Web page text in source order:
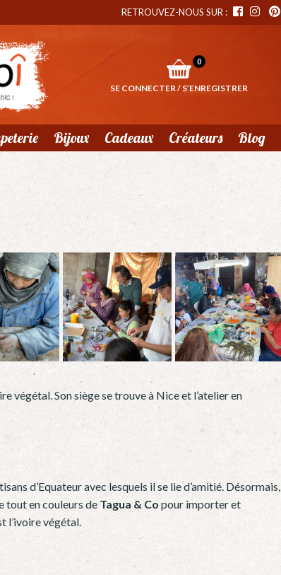
RETROUVEZ-NOUS SUR :
0
SE CONNECTER / S’ENREGISTRER
Bijoux Cadeaux Créateurs Blog
végétal. Son siège se trouve à Nice et l’atelier en
d’Equateur avec lesquels il se lie d’amitié. Désormais,
tout en couleurs de Tagua & Co pour importer et
l’ivoire végétal.